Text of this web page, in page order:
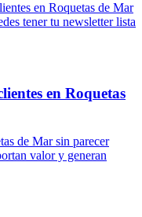
en Roquetas de Mar
tener tu newsletter lista
en Roquetas
de Mar sin parecer
valor y generan